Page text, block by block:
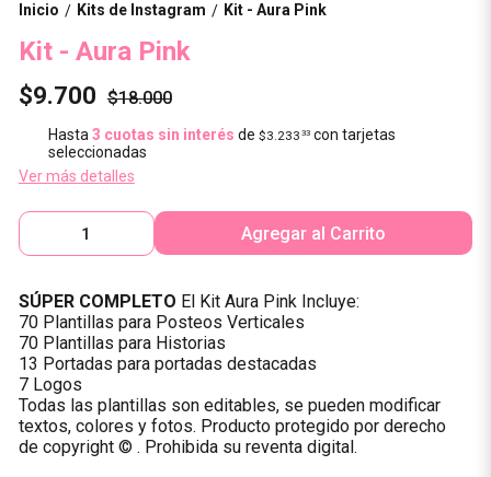
Inicio / Kits de Instagram / Kit - Aura Pink
Kit - Aura Pink
$9.700 $18.000
Hasta3 cuotas sin interés de$3.233 33 con tarjetas
seleccionadas
Ver más detalles
Agregar al Carrito
SÚPER COMPLETO El Kit Aura Pink Incluye:
70 Plantillas para Posteos Verticales
70 Plantillas para Historias
13 Portadas para portadas destacadas
7 Logos
Todas las plantillas son editables, se pueden modificar
textos, colores y fotos. Producto protegido por derecho
de copyright © . Prohibida su reventa digital.